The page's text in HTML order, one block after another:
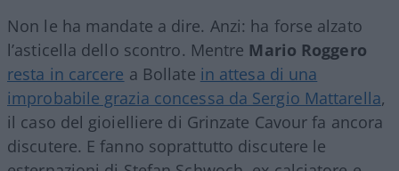
Non le ha mandate a dire. Anzi: ha forse alzato
l’asticella dello scontro. Mentre Mario Roggero
resta in carcere a Bollate in attesa di una
improbabile grazia concessa da Sergio Mattarella,
il caso del gioielliere di Grinzate Cavour fa ancora
discutere. E fanno soprattutto discutere le